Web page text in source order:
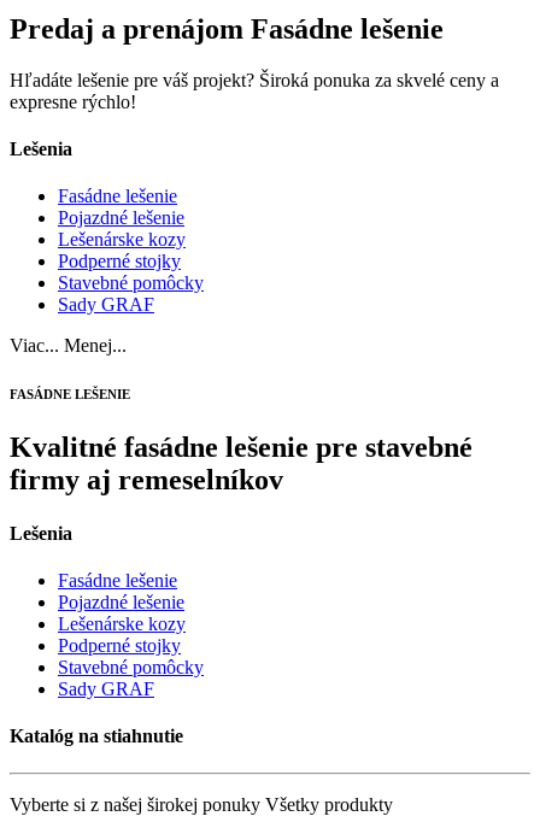
Predaj a prenájom Fasádne lešenie
Hľadáte lešenie pre váš projekt? Široká ponuka za skvelé ceny a
expresne rýchlo!
Lešenia
Fasádne lešenie
Pojazdné lešenie
Lešenárske kozy
Podperné stojky
Stavebné pomôcky
Sady GRAF
Viac... Menej...
FASÁDNE LEŠENIE
Kvalitné fasádne lešenie pre stavebné
firmy aj remeselníkov
Lešenia
Fasádne lešenie
Pojazdné lešenie
Lešenárske kozy
Podperné stojky
Stavebné pomôcky
Sady GRAF
Katalóg na stiahnutie
Vyberte si z našej širokej ponuky Všetky produkty